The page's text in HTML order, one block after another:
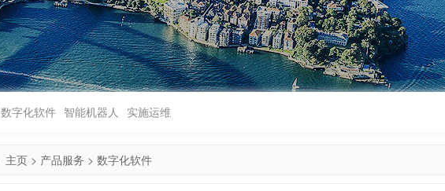
数字化软件 智能机器人 实施运维
主页 > 产品服务 > 数字化软件